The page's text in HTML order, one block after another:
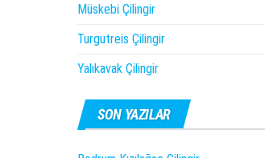
Müskebi Çilingir
Turgutreis Çilingir
Yalıkavak Çilingir
SON YAZILAR